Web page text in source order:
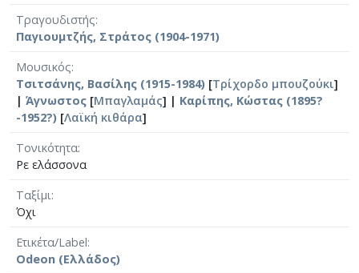
Τραγουδιστής
Παγιουμτζής, Στράτος (1904-1971)
Μουσικός
Τσιτσάνης, Βασίλης (1915-1984) [Τρίχορδο μπουζούκι]
| Άγνωστος [Μπαγλαμάς] | Καρίπης, Κώστας (1895?
-1952?) [Λαϊκή κιθάρα]
Τονικότητα
Ρε ελάσσονα
Ταξίμι
Όχι
Ετικέτα/Label
Odeon (Ελλάδος)